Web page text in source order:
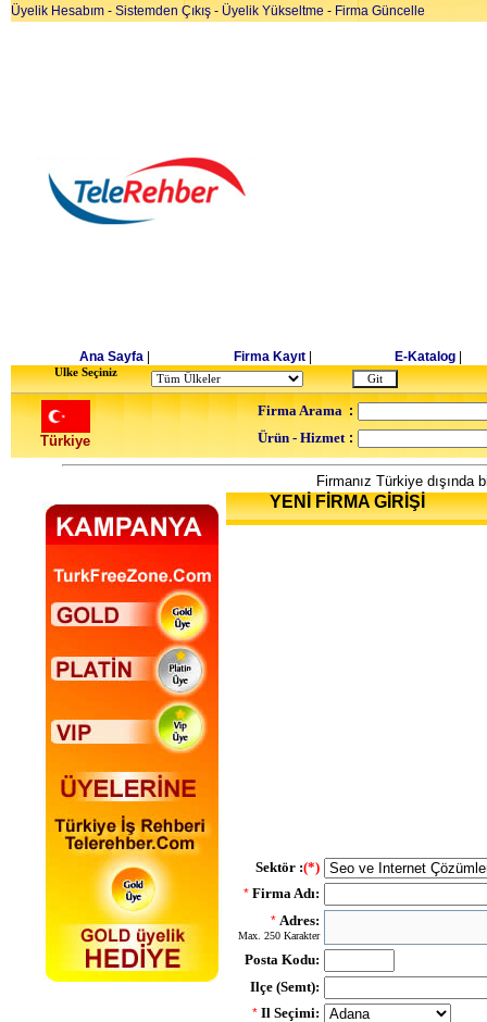
Üyelik Hesabım - Sistemden Çıkış - Üyelik Yükseltme - Firma Güncelle
Ana Sayfa Firma Kayıt E-Katalog|
Ulke Seçiniz
Türkiye
Firma Arama :
Ürün - Hizmet :
Firmanız Türkiye
YENİ FİRMA GİRİŞİ
Sektör :(*)
* Firma Adı:
* Adres:
Max. 250 Karakter
Posta Kodu:
Ilçe (Semt):
* Il Seçimi: